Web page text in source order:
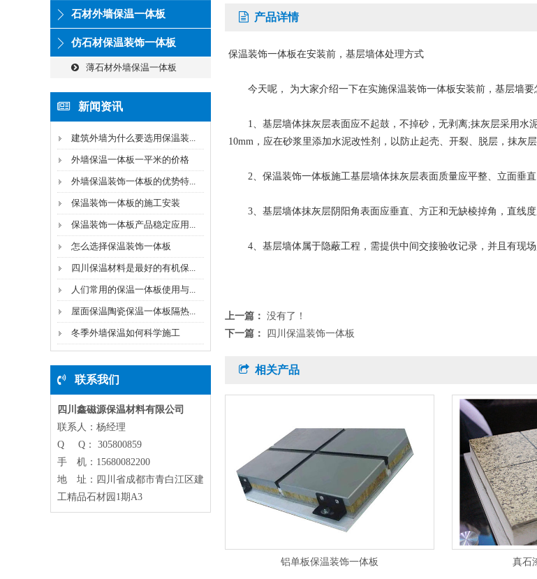
石材外墙保温一体板
仿石材保温装饰一体板
薄石材外墙保温一体板
新闻资讯
建筑外墙为什么要选用保温装...
外墙保温一体板一平米的价格
外墙保温装饰一体板的优势特...
保温装饰一体板的施工安装
保温装饰一体板产品稳定应用...
怎么选择保温装饰一体板
四川保温材料是最好的有机保...
人们常用的保温一体板使用与...
屋面保温陶瓷保温一体板隔热...
冬季外墙保温如何科学施工
联系我们
四川鑫磁源保温材料有限公司
联系人：杨经理
Q Q： 305800859
手 机：15680082200
地 址：四川省成都市青白江区建
工精品石材园1期A3
产品详情
保温装饰一体板在安装前，基层墙体处理方式
今天呢， 为大家介绍一下在实施保温装饰一体板安装前，基层墙要
1、基层墙体抹灰层表面应不起鼓，不掉砂，无剥离;抹灰层采用水
10mm，应在砂浆里添加水泥改性剂，以防止起壳、开裂、脱层，抹灰
2、保温装饰一体板施工基层墙体抹灰层表面质量应平整、立面垂直
3、基层墙体抹灰层阴阳角表面应垂直、方正和无缺棱掉角，直线度
4、基层墙体属于隐蔽工程，需提供中间交接验收记录，并且有现场
上一篇： 没有了！
下一篇：
四川保温装饰一体板
相关产品
铝单板保温装饰一体板 真石